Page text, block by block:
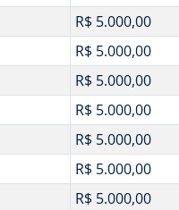
R$ 5.000,00
R$ 5.000,00
R$ 5.000,00
R$ 5.000,00
R$ 5.000,00
R$ 5.000,00
R$ 5.000,00